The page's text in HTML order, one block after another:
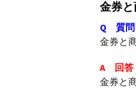
金券
Q 質問
金券と
A 回答
金券と